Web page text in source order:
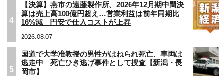
4
【決算】燕市の遠藤製作所、2026年12月期中間決
算は売上高100億円超え…営業利益は前年同期比
16%減 円安で仕入コストが上昇
2026.08.07
5
国道で大学准教授の男性がはねられ死亡、車両は
逃走中 死亡ひき逃げ事件として捜査【新潟・長
岡市】